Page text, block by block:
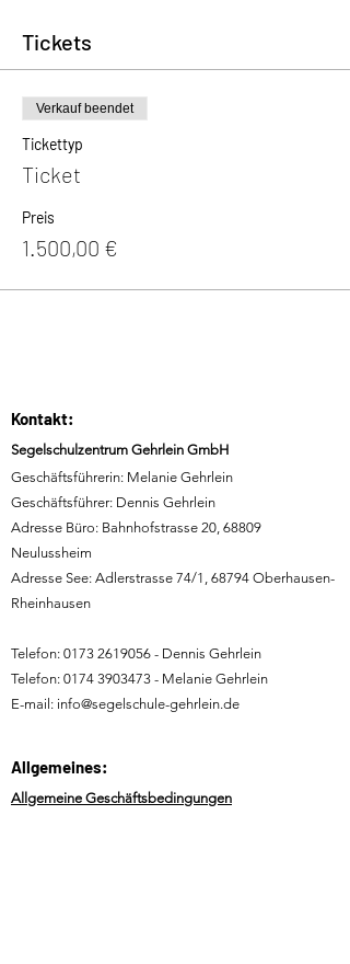
Tickets
Verkauf beendet
Tickettyp
Ticket
Preis
1.500,00 €
Kontakt:
Segelschulzentrum Gehrlein GmbH
Geschäftsführerin: Melanie Gehrlein
Geschäftsführer: Dennis Gehrlein
Adresse Büro: Bahnhofstrasse 20, 68809
Neulussheim
Adresse See: Adlerstrasse 74/1, 68794 Oberhausen-
Rheinhausen
Telefon: 0173 2619056 - Dennis Gehrlein
Telefon: 0174 3903473 - Melanie Gehrlein
E-mail: info@segelschule-gehrlein.de
Allgemeines:
Allgemeine Geschäftsbedingungen